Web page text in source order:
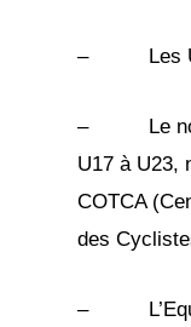
– Les U
– Le
U17 à U23,
COTCA
des
–